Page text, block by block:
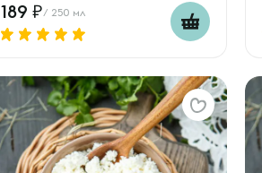
189 / 250 мл